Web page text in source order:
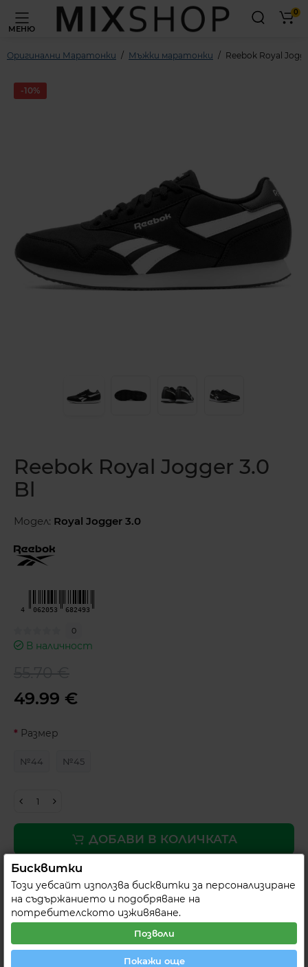
МЕНЮ
0
Оригинални Маратонки Мъжки маратонки Reebok Royal
-10%
Reebok Royal Jogger 3.0
Bl
Модел: Royal Jogger 3.0
4 062053 682493
0
В наличност
49.99 €
Размер
№44 №45
ДОБАВИ В КОЛИЧКАТА
БЕЗПЛАТНА ДОСТАВКА ДО ОФИС НА
СПИДИ
САМО ОРИГИНАЛНИ ПРОДУКТИ
Бисквитки
Този уебсайт използва бисквитки за персонализиране
на съдържанието и подобряване на
потребителското изживяване.
Позволи
Покажи още